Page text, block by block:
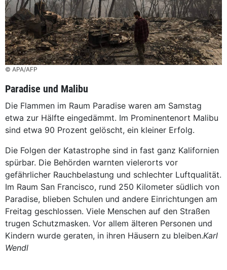
© APA/AFP
Paradise und Malibu
Die Flammen im Raum Paradise waren am Samstag
etwa zur Hälfte eingedämmt. Im Prominentenort Malibu
sind etwa 90 Prozent gelöscht, ein kleiner Erfolg.
Die Folgen der Katastrophe sind in fast ganz Kalifornien
spürbar. Die Behörden warnten vielerorts vor
gefährlicher Rauchbelastung und schlechter Luftqualität.
Im Raum San Francisco, rund 250 Kilometer südlich von
Paradise, blieben Schulen und andere Einrichtungen am
Freitag geschlossen. Viele Menschen auf den Straßen
trugen Schutzmasken. Vor allem älteren Personen und
Kindern wurde geraten, in ihren Häusern zu bleiben.Karl
Wendl